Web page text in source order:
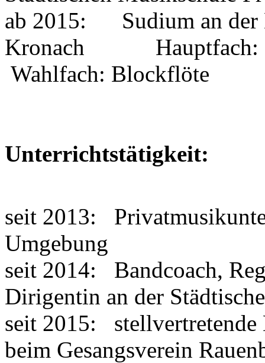
ab 2015: Sudium an der
Kronach Hauptfach:
Wahlfach: Blockflöte
Unterrichtstätigkeit:
seit 2013:
Umgebung
seit 2014: Bandcoach,
Dirigentin an der
seit 2015:
beim Gesangsverein